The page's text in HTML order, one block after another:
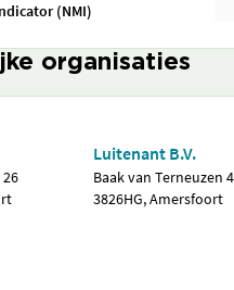
(NMI)
organisaties
Luitenant B.V.
Baak van Terneuzen
3826HG, Amersfoort